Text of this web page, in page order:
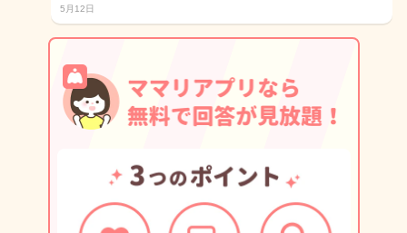
5月12日